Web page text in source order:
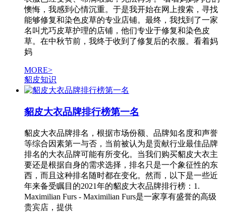
懊悔，我感到心情沉重。于是我开始在网上搜索，寻找
能够修复和染色皮草的专业店铺。最终，我找到了一家
名叫尤巧皮草护理的店铺，他们专业于修复和染色皮
草。在中秋节前，我终于收到了修复后的衣服。看着妈
妈
MORE>
貂皮知识
貂皮大衣品牌排行榜第一名
貂皮大衣品牌排名，根据市场份额、品牌知名度和声誉
等综合因素第一与否，当前被认为是贡献行业最佳品牌
排名的大衣品牌可能有所变化。当我们购买貂皮大衣主
要还是根据自身的需求选择，排名只是一个象征性的东
西，而且这种排名随时都在变化。然而，以下是一些近
年来备受瞩目的2021年的貂皮大衣品牌排行榜：1.
Maximilian Furs - Maximilian Furs是一家享有盛誉的高级
贵宾店，提供